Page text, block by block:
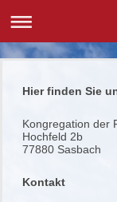
Hier finden Sie
Kongregation der
Hochfeld 2b
77880 Sasbach
Kontakt